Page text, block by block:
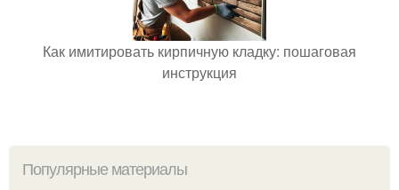
Как имитировать кирпичную кладку: пошаговая
инструкция
Популярные материалы